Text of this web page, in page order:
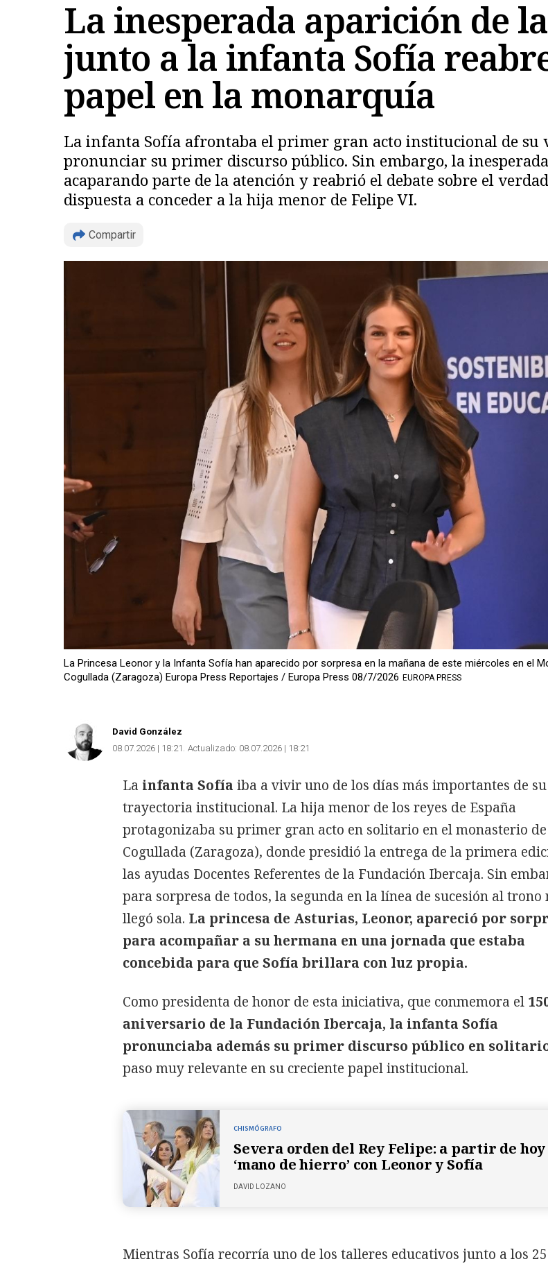
La inesperada aparición de
junto a la infanta Sofía
papel en la monarquía
La infanta Sofía afrontaba el primer gran acto institucional de su
pronunciar su primer discurso público. Sin embargo, la
acaparando parte de la atención y reabrió el debate sobre el
dispuesta a conceder a la hija menor de Felipe VI.
Compartir
Copiar
La Princesa Leonor y la Infanta Sofía han aparecido por sorpresa en la mañana de este miércoles en el
Cogullada (Zaragoza) Europa Press Reportajes / Europa Press 08/7/2026 EUROPA PRESS
David González
08.07.2026 | 18:21 Actualizado: 08.07.2026 | 18:21
La infanta Sofía iba a vivir uno de los días más importantes de su
trayectoria institucional. La hija menor de los reyes de España
protagonizaba su primer gran acto en solitario en el monasterio de
Cogullada (Zaragoza), donde presidió la entrega de la primera
las ayudas Docentes Referentes de la Fundación Ibercaja. Sin
para sorpresa de todos, la segunda en la línea de sucesión al trono
llegó sola. La princesa de Asturias, Leonor, apareció por
para acompañar a su hermana en una jornada que estaba
concebida para que Sofía brillara con luz propia.
Como presidenta de honor de esta iniciativa, que conmemora el
aniversario de la Fundación Ibercaja, la infanta Sofía
pronunciaba además su primer discurso público en
paso muy relevante en su creciente papel institucional.
CHISMÓGRAFO
Severa orden del Rey Felipe: a partir de hoy
‘mano de hierro’ con Leonor y Sofía
DAVID LOZANO
Mientras Sofía recorría uno de los talleres educativos junto a los 25